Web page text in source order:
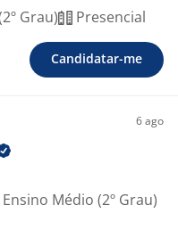
Grau) Presencial
Candidatar-me
6 ago
Ensino Médio (2º Grau)